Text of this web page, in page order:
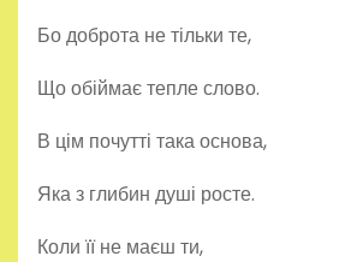
Бо доброта не тільки те,
Що обіймає тепле слово.
В цім почутті така основа,
Яка з глибин душі росте.
Коли її не маєш ти,